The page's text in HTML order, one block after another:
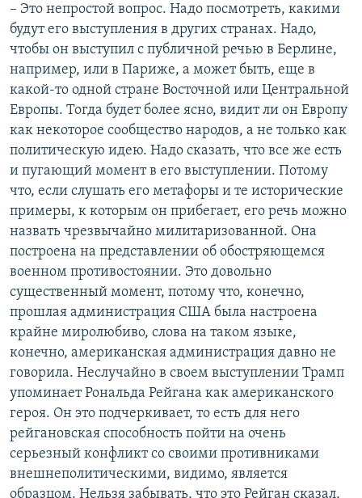
– Это непростой вопрос. Надо посмотреть, какими
будут его выступления в других странах. Надо,
чтобы он выступил с публичной речью в Берлине,
например, или в Париже, а может быть, еще в
какой-то одной стране Восточной или Центральной
Европы. Тогда будет более ясно, видит ли он Европу
как некоторое сообщество народов, а не только как
политическую идею. Надо сказать, что все же есть
и пугающий момент в его выступлении. Потому
что, если слушать его метафоры и те исторические
примеры, к которым он прибегает, его речь можно
назвать чрезвычайно милитаризованной. Она
построена на представлении об обостряющемся
военном противостоянии. Это довольно
существенный момент, потому что, конечно,
прошлая администрация США была настроена
крайне миролюбиво, слова на таком языке,
конечно, американская администрация давно не
говорила. Неслучайно в своем выступлении Трамп
упоминает Рональда Рейгана как американского
героя. Он это подчеркивает, то есть для него
рейгановская способность пойти на очень
серьезный конфликт со своими противниками
внешнеполитическими, видимо, является
образцом. Нельзя забывать, что это Рейган сказал,